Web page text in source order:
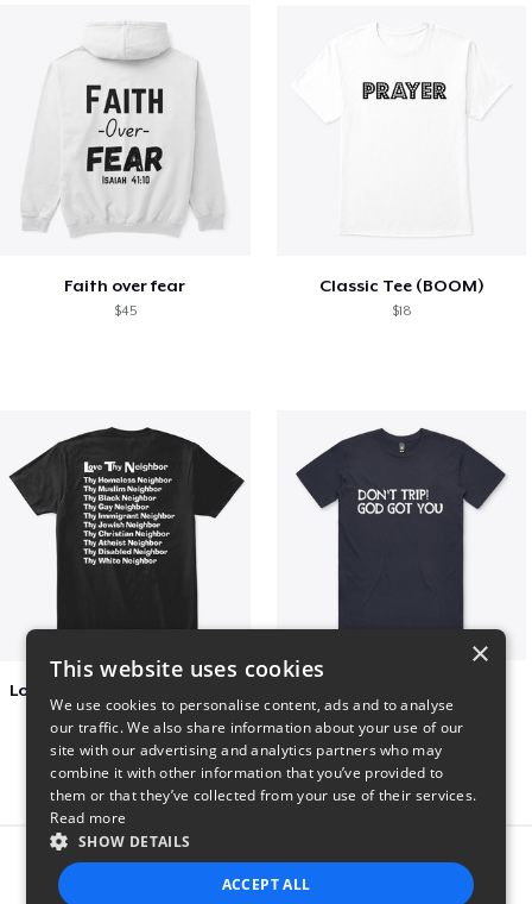
Faith over fear
$45
Classic Tee (BOOM)
$18
$27 $23
Report this product
×
This website uses cookies
We use cookies to personalise content, ads and to analyse
our traffic. We also share information about your use of our
site with our advertising and analytics partners who may
combine it with other information that you’ve provided to
them or that they’ve collected from your use of their services.
Read more
SHOW DETAILS
ACCEPT ALL